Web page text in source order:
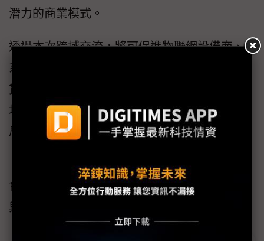
潛力的商業模式。
透過本次跨域交流，將可促進物聯網設備商、
系統整合商、建築開發商、物業管理業者、租
賃住宅服務業者及社區平台業者合作，開拓場
域驗證、服務共創與產業鏈結新機會，加速布
局次世代智慧綠能住宅市場。
「AI自適應技術與主動式智慧效率發展交流
會」為免費參加，即日期開始報名，詳細議程
與報名資訊請參閱